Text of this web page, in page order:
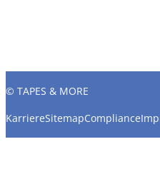
© TAPES & MORE
KarriereSitemapCompliance